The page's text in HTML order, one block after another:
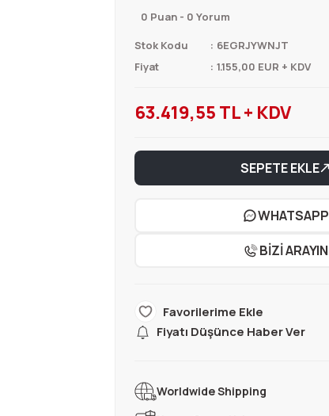
0 Puan - 0 Yorum
Stok Kodu
6EGRJYWNJT
Fiyat
1.155,00 EUR + KDV
63.419,55 TL + KDV
SEPETE EKLE
WHATSAPP
BİZİ ARAYIN
Fiyatı Düşünce Haber Ver
Worldwide Shipping